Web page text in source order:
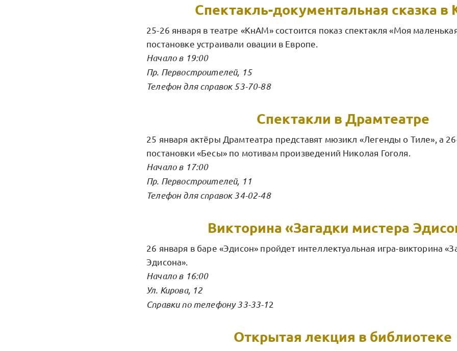
Спектакль-документальная сказка
25-26 января в театре «КнАМ» состоится показ спектакля «Моя
постановке устраивали овации в Европе.
Начало в 19:00
Пр. Первостроителей, 15
Телефон для справок 53-70-88
Спектакли в Драмтеатре
25 января актёры Драмтеатра представят мюзикл «Легенды о Тиле», а
постановки «Бесы» по мотивам произведений Николая Гоголя.
Начало в 17:00
Пр. Первостроителей, 11
Телефон для справок 34-02-48
Викторина «Загадки мистера
26 января в баре «Эдисон» пройдет интеллектуальная игра-викторина
Эдисона».
Начало в 16:00
Ул. Кирова, 12
Справки по телефону 33-33-12
Открытая лекция в библиотеке